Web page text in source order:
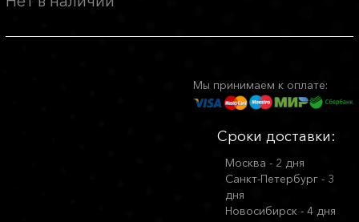
Мы принимаем к оплате:
Сроки доставки:
Москва - 2 дня
Санкт-Петербург - 3
дня
Новосибирск - 4 дня